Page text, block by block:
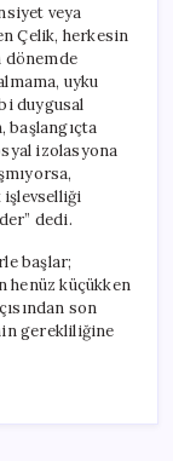
veya
Çelik, herkesin
dönemde
uyku
duygusal
başlangıçta
izolasyona
işlevselliği
dedi.
başlar;
henüz küçükken
son
gerekliliğine